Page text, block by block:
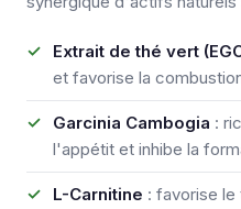
Extrait de thé vert
et favorise la
Garcinia Cambogia :
l'appétit et inhibe la
L-Carnitine : favorise